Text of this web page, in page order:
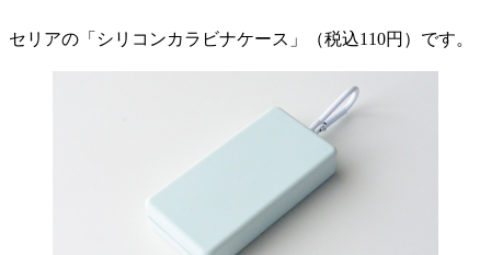
セリアの「シリコンカラビナケース」（税込110円）です。